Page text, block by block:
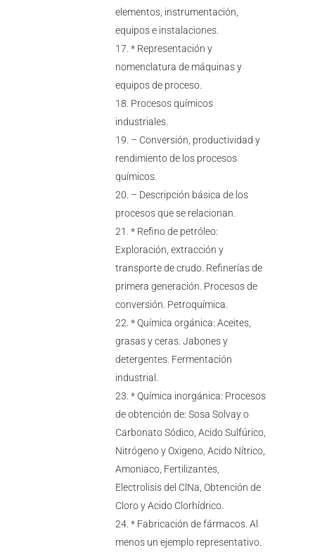
elementos, instrumentación,
equipos e instalaciones.
* Representación y
nomenclatura de máquinas y
equipos de proceso.
Procesos químicos
industriales.
– Conversión, productividad y
rendimiento de los procesos
químicos.
– Descripción básica de los
procesos que se relacionan.
* Refino de petróleo:
Exploración, extracción y
transporte de crudo. Refinerías de
primera generación. Procesos de
conversión. Petroquímica.
* Química orgánica: Aceites,
grasas y ceras. Jabones y
detergentes. Fermentación
industrial.
* Química inorgánica: Procesos
de obtención de: Sosa Solvay o
Carbonato Sódico, Acido Sulfúrico,
Nitrógeno y Oxigeno, Acido Nítrico,
Amoniaco, Fertilizantes,
Electrolisis del ClNa, Obtención de
Cloro y Acido Clorhídrico.
* Fabricación de fármacos. Al
menos un ejemplo representativo.